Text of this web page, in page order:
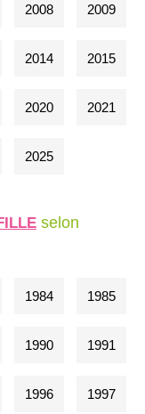
2008 2009
2014 2015
2020 2021
2025
selon
1984 1985
1990 1991
1996 1997